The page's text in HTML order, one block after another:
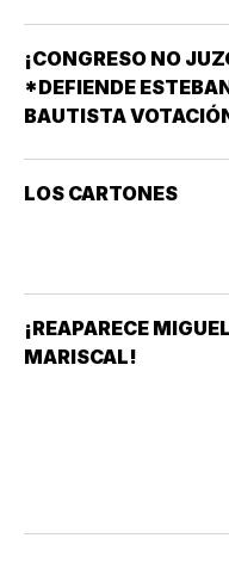
¡CONGRESO NO
*DEFIENDE
BAUTISTA
LOS CARTONES
¡REAPARECE
MARISCAL!